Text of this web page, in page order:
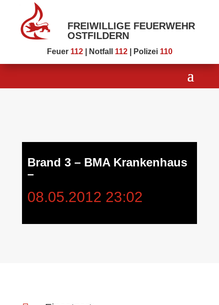
FREIWILLIGE FEUERWEHR
OSTFILDERN
Feuer 112| Notfall 112| Polizei 110
Brand 3 – BMA Krankenhaus
–
08.05.2012 23:02